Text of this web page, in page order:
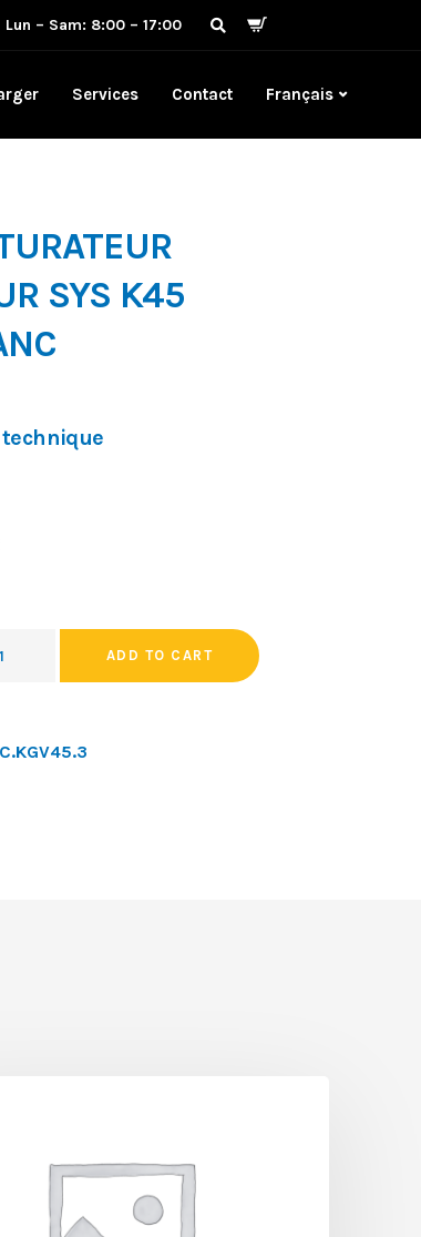
Lun – Sam: 8:00 – 17:00
Services Contact Français
SYS K45
technique
ADD TO CART